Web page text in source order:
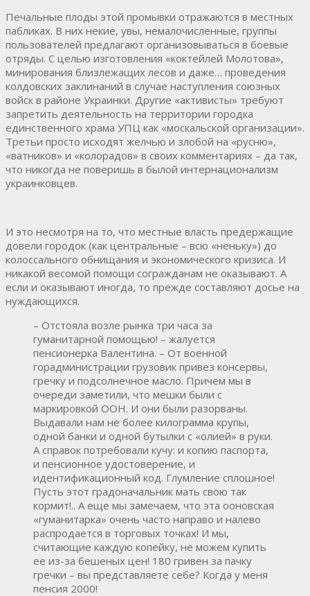
Печальные плоды этой промывки отражаются в местных
пабликах. В них некие, увы, немалочисленные, группы
пользователей предлагают организовываться в боевые
отряды. С целью изготовления «коктейлей Молотова»,
минирования близлежащих лесов и даже… проведения
колдовских заклинаний в случае наступления союзных
войск в районе Украинки. Другие «активисты» требуют
запретить деятельность на территории городка
единственного храма УПЦ как «москальской организации».
Третьи просто исходят желчью и злобой на «русню»,
«ватников» и «колорадов» в своих комментариях – да так,
что никогда не поверишь в былой интернационализм
украинковцев.
И это несмотря на то, что местные власть предержащие
довели городок (как центральные – всю «неньку») до
колоссального обнищания и экономического кризиса. И
никакой весомой помощи согражданам не оказывают. А
если и оказывают иногда, то прежде составляют досье на
нуждающихся.
– Отстояла возле рынка три часа за
гуманитарной помощью! – жалуется
пенсионерка Валентина. – От военной
горадминистрации грузовик привез консервы,
гречку и подсолнечное масло. Причем мы в
очереди заметили, что мешки были с
маркировкой ООН. И они были разорваны.
Выдавали нам не более килограмма крупы,
одной банки и одной бутылки с «олией» в руки.
А справок потребовали кучу: и копию паспорта,
и пенсионное удостоверение, и
идентификационный код. Глумление сплошное!
Пусть этот градоначальник мать свою так
кормит!.. А еще мы замечаем, что эта ооновская
«гуманитарка» очень часто направо и налево
распродается в торговых точках! И мы,
считающие каждую копейку, не можем купить
ее из-за бешеных цен! 180 гривен за пачку
гречки – вы представляете себе? Когда у меня
пенсия 2000!